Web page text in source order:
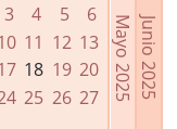
3 4 5
6
11 12 13
18 19 20
25 26 27
Junio 2025
Mayo 2025